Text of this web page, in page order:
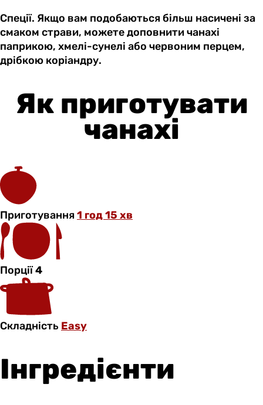
Спеції. Якщо вам подобаються більш насичені за
смаком страви, можете доповнити чанахі
паприкою, хмелі-сунелі або червоним перцем,
дрібкою коріандру.
Як приготувати
чанахі
Приготування1 год 15 хв
Порції4
Складність Easy
Інгредієнти